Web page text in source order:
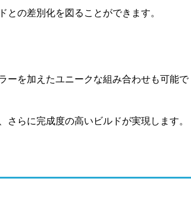
の差別化を図ることができます。
ーを加えたユニークな組み合わせも可能で
らに完成度の高いビルドが実現します。